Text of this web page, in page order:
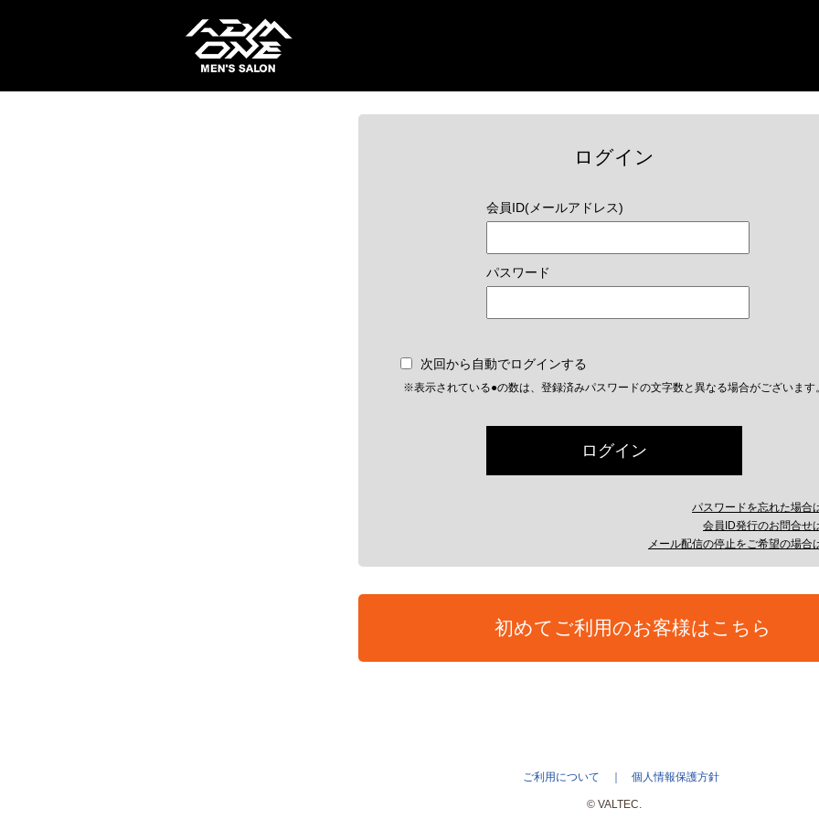
ログイン
会員ID(メールアドレス)
パスワード
次回から自動でログインする
※表示されている●の数は、登録済みパスワードの文字数と異なる場合がございます。
パスワードを忘れた場合
会員ID発行のお問合せ
メール配信の停止をご希望の場合
初めてご利用のお客様はこちら
ご利用について 個人情報保護方針
© VALTEC.